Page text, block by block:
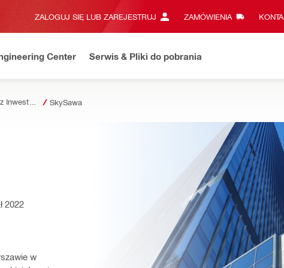
ZALOGUJ SIĘ LUB ZAREJESTRUJ ZAMÓWIENIA
Center Serwis & Pliki do pobrania
SkySawa
2022
w